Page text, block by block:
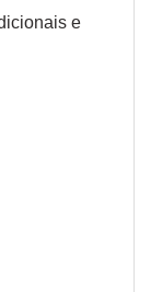
e